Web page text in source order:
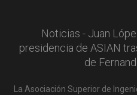
Noticias - Juan
presidencia de ASIAN
de
La Asociación Superior de